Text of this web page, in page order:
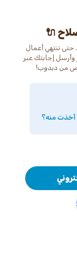
🔌
ننتهي أعمال
إجابتك عبر
من دبدوب!
أخذت منه؟